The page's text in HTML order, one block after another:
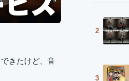
きたけど、音
2
3